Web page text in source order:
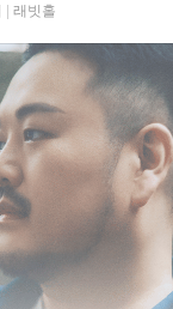
래빗홀